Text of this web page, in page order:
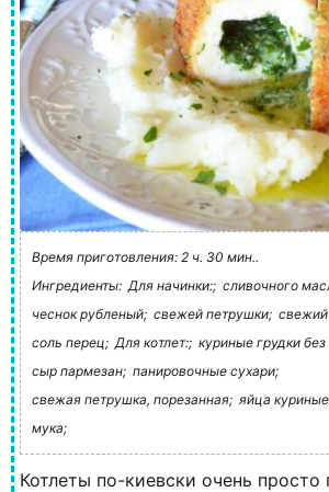
Время приготовления: 2 ч. 30 мин..
Ингредиенты: Для начинки:; сливочного
чеснок рубленый; свежей петрушки; свежий
соль перец; Для котлет:; куриные грудки
сыр пармезан; панировочные сухари;
свежая петрушка, порезанная; яйца
мука;
Котлеты по-киевски очень просто